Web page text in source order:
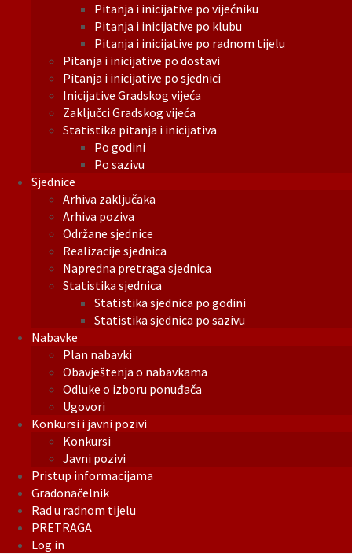
Pitanja i inicijative po vijećniku
Pitanja i inicijative po klubu
Pitanja i inicijative po radnom tijelu
Pitanja i inicijative po dostavi
Pitanja i inicijative po sjednici
Inicijative Gradskog vijeća
Zaključci Gradskog vijeća
Statistika pitanja i inicijativa
Po godini
Po sazivu
Sjednice
Arhiva zaključaka
Arhiva poziva
Održane sjednice
Realizacije sjednica
Napredna pretraga sjednica
Statistika sjednica
Statistika sjednica po godini
Statistika sjednica po sazivu
Nabavke
Plan nabavki
Obavještenja o nabavkama
Odluke o izboru ponuđača
Ugovori
Konkursi i javni pozivi
Konkursi
Javni pozivi
Pristup informacijama
Gradonačelnik
Rad u radnom tijelu
PRETRAGA
Log in